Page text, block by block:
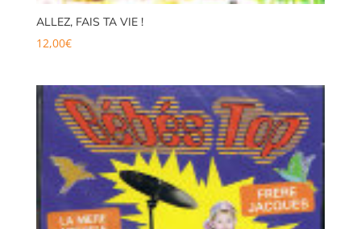
ALLEZ, FAIS TA VIE !
12,00€